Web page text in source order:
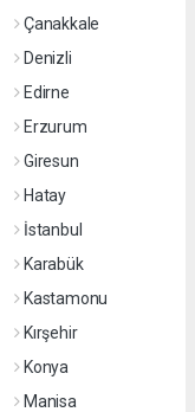
Çanakkale
Denizli
Edirne
Erzurum
Giresun
Hatay
İstanbul
Karabük
Kastamonu
Kırşehir
Konya
Manisa